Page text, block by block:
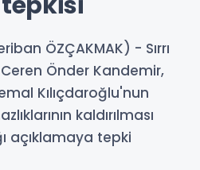
ÖZÇAKMAK) - Sırrı
Ceren Önder Kandemir,
Kılıçdaroğlu'nun
kaldırılması
açıklamaya tepki